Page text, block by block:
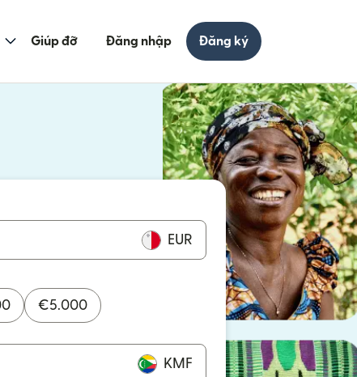
Giúp đỡ Đăng nhập Đăng ký
EUR
€5.000
KMF